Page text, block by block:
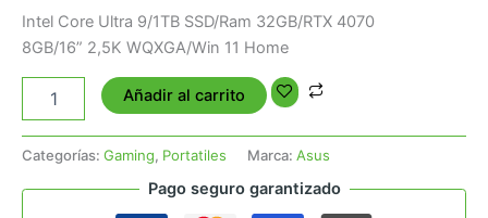
Intel Core Ultra 9/1TB SSD/Ram 32GB/RTX 4070
8GB/16” 2,5K WQXGA/Win 11 Home
Añadir al carrito
Categorías: Gaming, Portatiles Marca: Asus
Pago seguro garantizado